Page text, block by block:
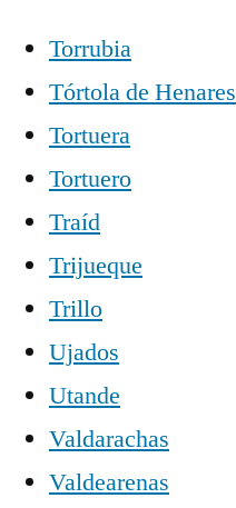
Torrubia
Tórtola de Henares
Tortuera
Tortuero
Traíd
Trijueque
Trillo
Ujados
Utande
Valdarachas
Valdearenas